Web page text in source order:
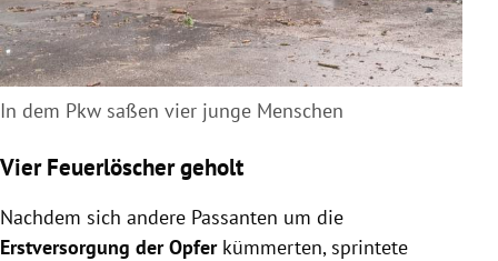
In dem Pkw saßen vier junge Menschen
Vier Feuerlöscher geholt
Nachdem sich andere Passanten um die
Erstversorgung der Opferkümmerten, sprintete